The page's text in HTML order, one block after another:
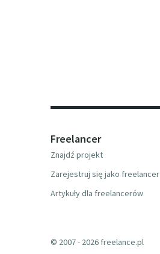
Freelancer
Znajdź projekt
Zarejestruj się jako freelancer
Artykuły dla freelancerów
© 2007 - 2026 freelance.pl